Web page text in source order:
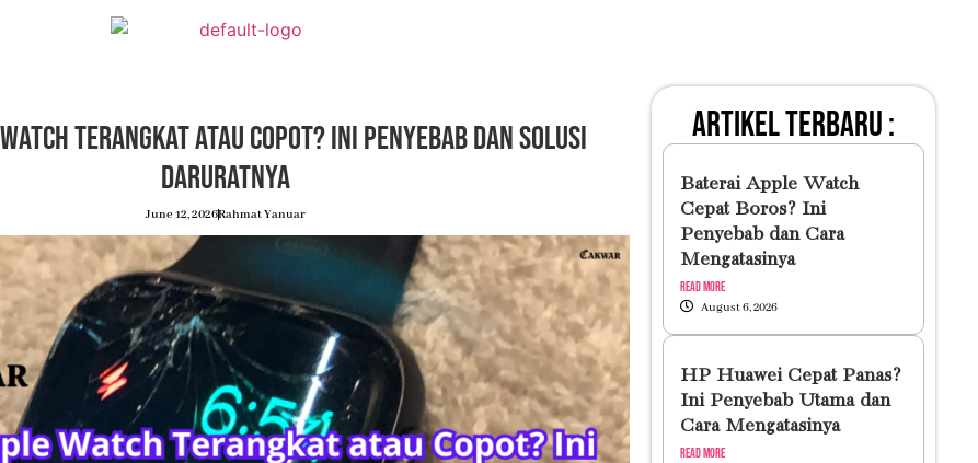
Terangkat atau Copot? Ini Penyebab dan Solusi
Daruratnya
June 12, 2026Rahmat Yanuar
artikel terbaru :
Baterai Apple Watch
Cepat Boros? Ini
Penyebab dan Cara
Mengatasinya
Read More
August 6, 2026
HP Huawei Cepat Panas?
Ini Penyebab Utama dan
Cara Mengatasinya
Read More